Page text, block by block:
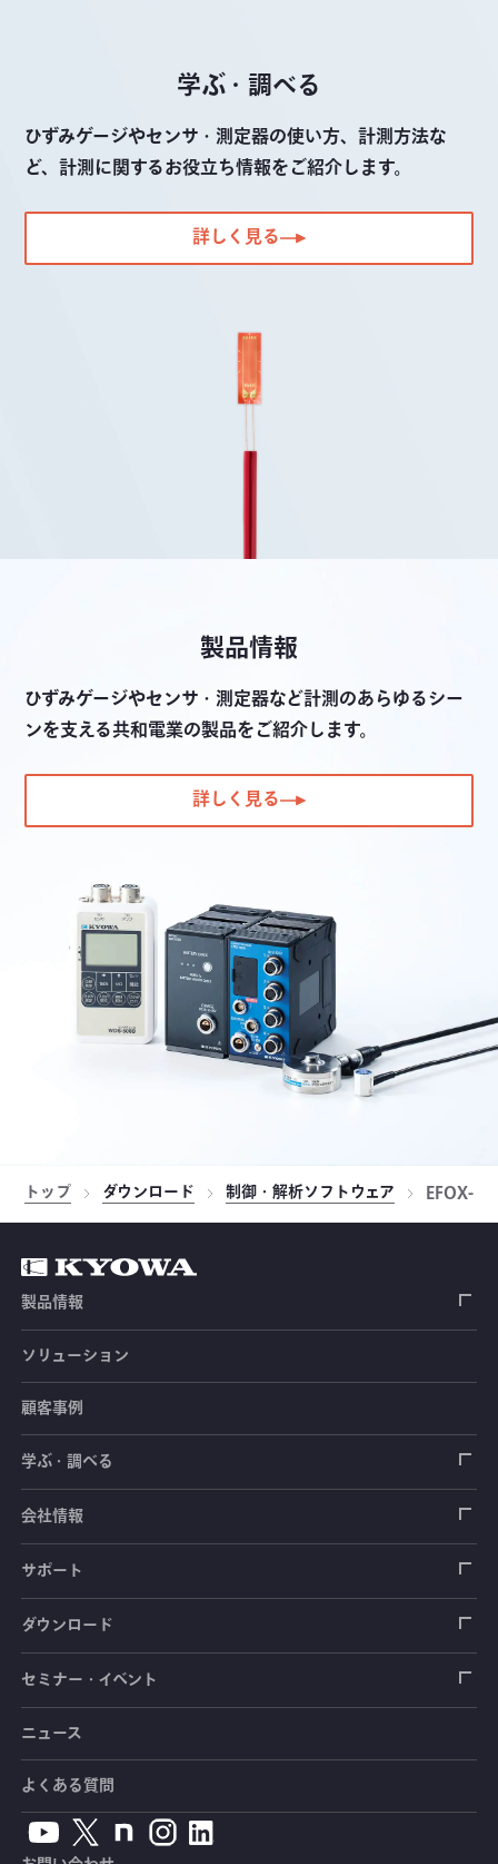
学ぶ・調べる
ひずみゲージやセンサ・測定器の使い方、計測方法な
ど、計測に関するお役立ち情報をご紹介します。
詳しく見る
製品情報
ひずみゲージやセンサ・測定器など計測のあらゆるシー
ンを支える共和電業の製品をご紹介します。
詳しく見る
トップ ダウンロード 制御・解析ソフトウェア EFOX-
製品情報
ひずみゲージ
センサ（変換器）
ロードセル
加速度センサ
圧力センサ
トルクセンサ
土木建築用センサ
荷重計
土圧計
間隙水圧計
傾斜計
鉄筋計
自動車用センサ
シートベルト張力計
操舵力・操舵角計
手ブレーキ計・チェンジレバー操作力計
踏力計
ホイールトルクセンサ
人体ダミー用センサ
測定器
データロガー
指示計・表示器
増幅器（アンプ）
ハンディ測定器（チェッカ）
ソフトウェア
計測システム
道路用計測システム
鉄道用計測システム
自動車用計測システム
ブリッジボックス
ケーブル・コネクタ
アクセサリ
ソリューション
顧客事例
学ぶ・調べる
ひずみゲージ
センサ（変換器）
測定器
光ファイバ計測ソリューション - 学ぶ・調べる
共和技報
単位変換表
会社情報
拠点情報
会社概要
サポート
製品輸出時の取り扱いと該非判定書
毒物及び劇物譲受書
安全データシート（SDS）
カタログ・資料のダウンロード
生産終了製品一覧
ダウンロード
カタログ
取扱説明書
CADデータ
ソフトウェアバージョンアップ
セミナー・イベント
セミナー・講習会
イベント・展示会
ニュース
よくある質問